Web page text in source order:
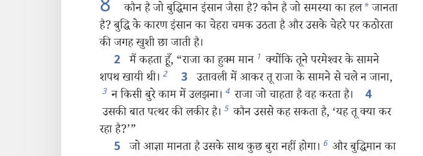
8 कौन है जो बुद्धिमान इंसान जैसा है? कौन है जो समस्या का हल*जानता
है? बुद्धि के कारण इंसान का चेहरा चमक उठता है और उसके चेहरे पर कठोरता
की जगह खुशी छा जाती है।
2 मैं कहता हूँ, “राजा का हुक्म मान 1 क्योंकि तूने परमेश्‍वर के सामने
शपथ खायी थी। 2 3 उतावली में आकर तू राजा के सामने से चले न जाना,
3 न किसी बुरे काम में उलझना। 4 राजा जो चाहता है वह करता है। 4
उसकी बात पत्थर की लकीर है। 5 कौन उससे कह सकता है, ‘यह तू क्या कर
रहा है?’”
5 जो आज्ञा मानता है उसके साथ कुछ बुरा नहीं होगा। 6 और बुद्धिमान का